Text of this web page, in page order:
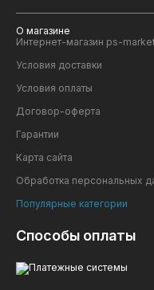
О магазине
Интернет-магазин ps-
Условия доставки
Условия оплаты
Договор-оферта
Гарантии
Карта сайта
Обработка персональных
Популярные категории
Способы оплаты